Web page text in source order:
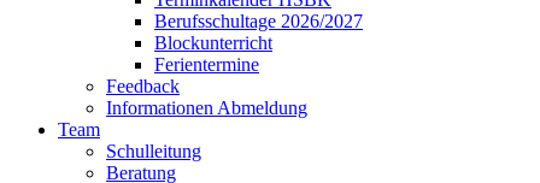
Berufsschultage 2026/2027
Blockunterricht
Ferientermine
Feedback
Informationen Abmeldung
Team
Schulleitung
Beratung